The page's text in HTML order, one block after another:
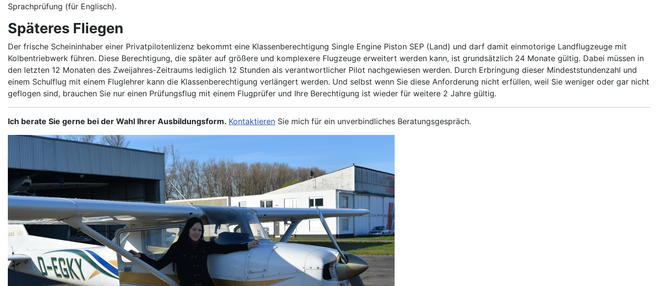
Sprachprüfung (für Englisch).
Späteres Fliegen
Der frische Scheininhaber einer Privatpilotenlizenz bekommt eine Klassenberechtigung Single Engine Piston SEP (Land) und darf damit einmotorige Landflugzeuge mit
Kolbentriebwerk führen. Diese Berechtigung, die später auf größere und komplexere Flugzeuge erweitert werden kann, ist grundsätzlich 24 Monate gültig. Dabei müssen in
den letzten 12 Monaten des Zweijahres-Zeitraums lediglich 12 Stunden als verantwortlicher Pilot nachgewiesen werden. Durch Erbringung dieser Mindeststundenzahl und
einem Schulflug mit einem Fluglehrer kann die Klassenberechtigung verlängert werden. Und selbst wenn Sie diese Anforderung nicht erfüllen, weil Sie weniger oder gar nicht
geflogen sind, brauchen Sie nur einen Prüfungsflug mit einem Flugprüfer und Ihre Berechtigung ist wieder für weitere 2 Jahre gültig.
Ich berate Sie gerne bei der Wahl Ihrer Ausbildungsform. Kontaktieren Sie mich für ein unverbindliches Beratungsgespräch.